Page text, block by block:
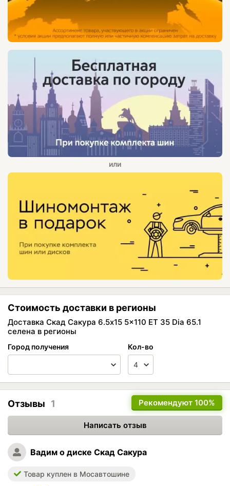
Стоимость доставки в регионы
Доставка Скад Сакура 6.5x15 5x110 ET 35 Dia 65.1
селена в регионы
Город получения Кол-во
Рекомендуют 100%
Отзывы 1
Написать отзыв
Вадим о диске Скад Сакура
Товар куплен в Мосавтошине